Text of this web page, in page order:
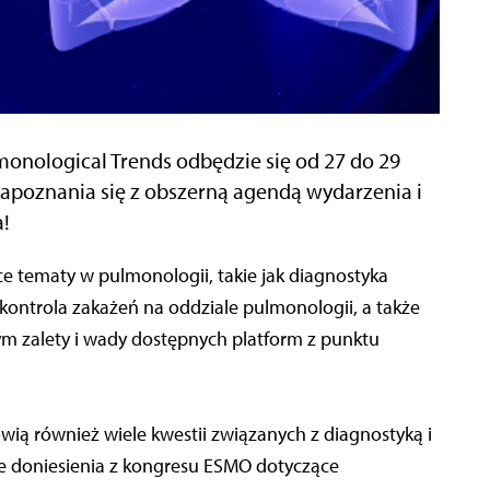
Trends odbędzie się od 27 do 29
się z obszerną agendą wydarzenia i
tematy w pulmonologii, takie jak diagnostyka
zakażeń na oddziale pulmonologii, a także
zalety i wady dostępnych platform z punktu
również wiele kwestii związanych z diagnostyką i
z kongresu ESMO dotyczące